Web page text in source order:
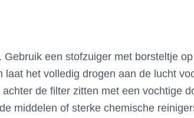
een stofzuiger met borsteltje
het volledig drogen aan de lucht
de filter zitten met een vochtige
middelen of sterke chemische